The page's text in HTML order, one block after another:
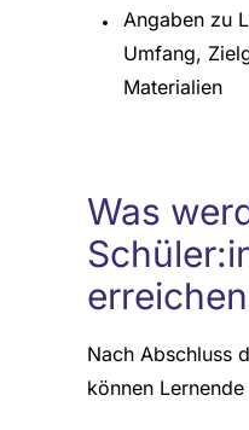
Angaben zu
Umfang,
Materialien
Was
Nach Abschluss
können Lernende